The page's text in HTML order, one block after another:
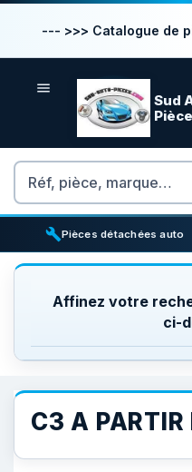
--- >>> Catalogue de

Sud
Rechercher
buildPièces détachées auto
Affinez votre
ci-
C3 A